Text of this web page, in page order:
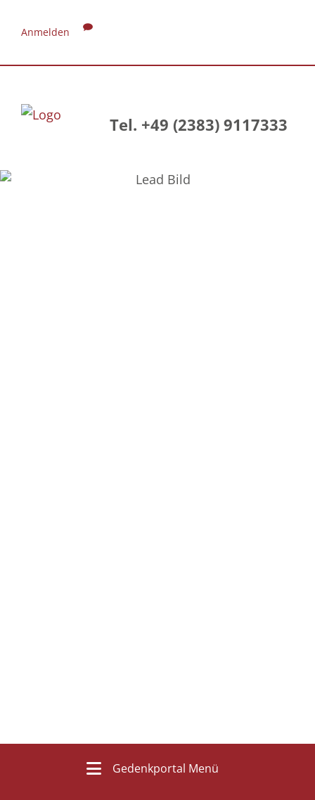
Anmelden
Tel. +49 (2383) 9117333
Gedenkportal Menü